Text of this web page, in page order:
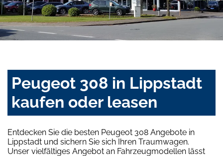
Peugeot 308 in Lippstadt
kaufen oder leasen
Entdecken Sie die besten Peugeot 308 Angebote in
Lippstadt und sichern Sie sich Ihren Traumwagen.
Unser vielfältiges Angebot an Fahrzeugmodellen lässt